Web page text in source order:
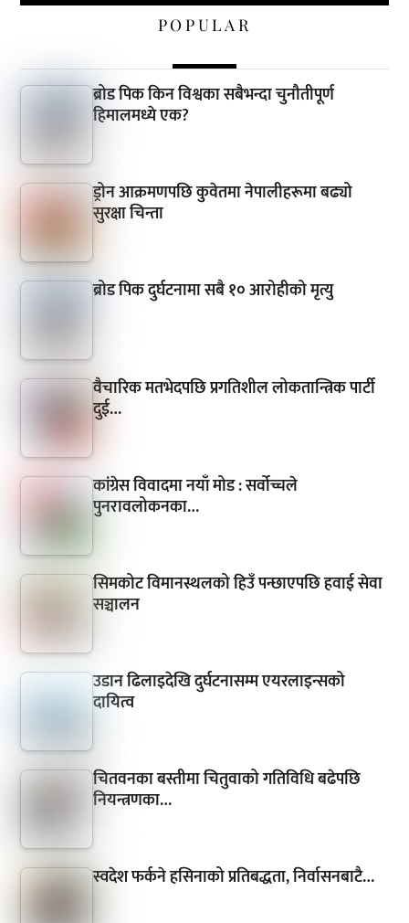
POPULAR
ब्रोड पिक किन विश्वका सबैभन्दा चुनौतीपूर्ण
हिमालमध्ये एक?
ड्रोन आक्रमणपछि कुवेतमा नेपालीहरूमा बढ्यो
सुरक्षा चिन्ता
ब्रोड पिक दुर्घटनामा सबै १० आरोहीको मृत्यु
वैचारिक मतभेदपछि प्रगतिशील लोकतान्त्रिक पार्टी
दुई…
कांग्रेस विवादमा नयाँ मोड : सर्वोच्चले
पुनरावलोकनका…
सिमकोट विमानस्थलको हिउँ पन्छाएपछि हवाई सेवा
सञ्चालन
उडान ढिलाइदेखि दुर्घटनासम्म एयरलाइन्सको
दायित्व
चितवनका बस्तीमा चितुवाको गतिविधि बढेपछि
नियन्त्रणका…
स्वदेश फर्कने हसिनाको प्रतिबद्धता, निर्वासनबाटै…